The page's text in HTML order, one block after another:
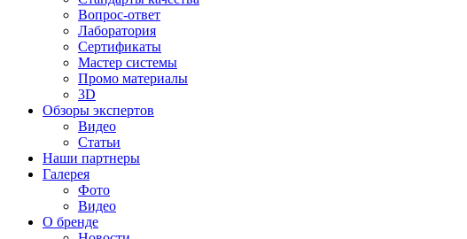
Вопрос-ответ
Лаборатория
Сертификаты
Мастер системы
Промо материалы
3D
Обзоры экспертов
Видео
Статьи
Наши партнеры
Галерея
Фото
Видео
О бренде